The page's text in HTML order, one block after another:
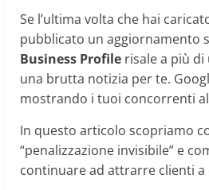
Se l’ultima volta che hai
pubblicato un aggiornamento
Business Profile risale a più di
una brutta notizia per te.
mostrando i tuoi concorrenti
In questo articolo scopriamo
“penalizzazione invisibile” e
continuare ad attrarre clienti a